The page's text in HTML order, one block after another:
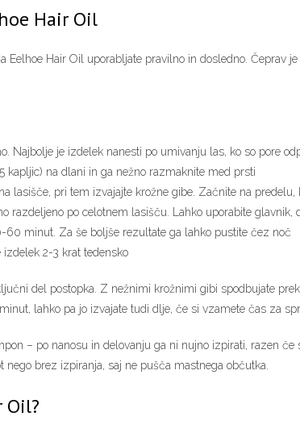
Hair Oil
Hair Oil uporabljate pravilno in dosledno. Čeprav
Najbolje je izdelek nanesti po umivanju las, ko so pore
kapljic) na dlani in ga nežno razmaknite med prsti
lasišče, pri tem izvajajte krožne gibe. Začnite na
razdeljeno po celotnem lasišču. Lahko uporabite
60 minut. Za še boljše rezultate ga lahko pustite čez noč
2-3 krat tedensko
del postopka. Z nežnimi krožnimi gibi spodbujate
lahko pa jo izvajate tudi dlje, če si vzamete čas za
– po nanosu in delovanju ga ni nujno izpirati, razen
brez izpiranja, saj ne pušča mastnega občutka.
Oil?